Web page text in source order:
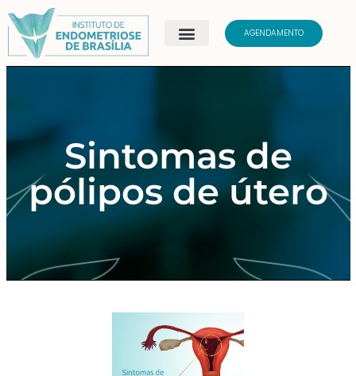
AGENDAMENTO
Sintomas de
pólipos de útero